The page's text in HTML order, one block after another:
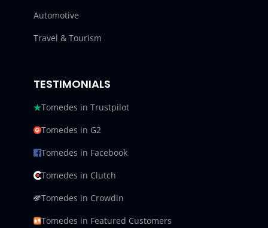
Automotive
Travel & Tourism
TESTIMONIALS
Tomedes in Trustpilot
Tomedes in G2
Tomedes in Facebook
Tomedes in Clutch
Tomedes in Crowdin
Tomedes in Featured Customers